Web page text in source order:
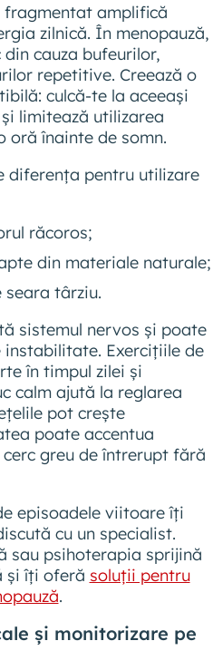
fragmentat amplifică
zilnică. În menopauză,
cauza bufeurilor,
repetitive. Creează o
culcă-te la aceeași
limitează utilizarea
oră înainte de somn.
diferența pentru utilizare
răcoros;
din materiale naturale;
seara târziu.
sistemul nervos și poate
Exercițiile de
în timpul zilei și
calm ajută la reglarea
pot crește
poate accentua
greu de întrerupt fără
episoadele viitoare îți
cu un specialist.
sau psihoterapia sprijină
și îți oferă soluții pentru
.
și monitorizare pe